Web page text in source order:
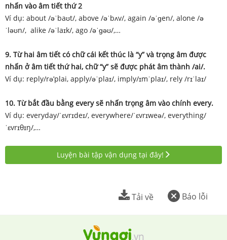
nhấn vào âm tiết thứ 2
Ví dụ: about /əˈbaʊt/, above /əˈbʌv/, again /əˈɡen/, alone /ə
ˈləʊn/, alike /əˈlaɪk/, ago /əˈɡəʊ/,…
9. Từ hai âm tiết có chữ cái kết thúc là “y” và trọng âm được
nhấn ở âm tiết thứ hai, chữ “y” sẽ được phát âm thành /ai/.
Ví dụ: reply/rə’plai, apply/əˈplaɪ/, imply/ɪmˈplaɪ/, rely /rɪˈlaɪ/
10. Từ bắt đầu bằng every sẽ nhấn trọng âm vào chính every.
Ví dụ: everyday/ˈɛvrɪdeɪ/, everywhere/ˈɛvrɪweə/, everything/
ˈɛvrɪθɪŋ/,…
Luyện bài tập vận dụng tại đây!
Báo lỗi
Tải về